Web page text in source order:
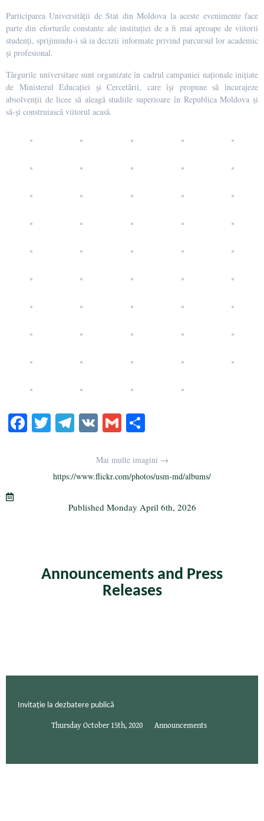
Participarea Universității de Stat din Moldova la aceste evenimente face
parte din eforturile constante ale instituției de a fi mai aproape de viitorii
studenți, sprijinindu-i să ia decizii informate privind parcursul lor academic
și profesional.
Târgurile universitare sunt organizate în cadrul campaniei naționale inițiate
de Ministerul Educației și Cercetării, care își propune să încurajeze
absolvenții de licee să aleagă studiile superioare în Republica Moldova și
să-și construiască viitorul acasă.
Fa T
r
Te
a
m
V G
ailre
Mai multe imagini →
https://www.flickr.com/photos/usm-md/albums/
Published Monday April 6th, 2026
Announcements and Press
Releases
Invitație la dezbatere publică
Thursday October 15th, 2020 Announcements